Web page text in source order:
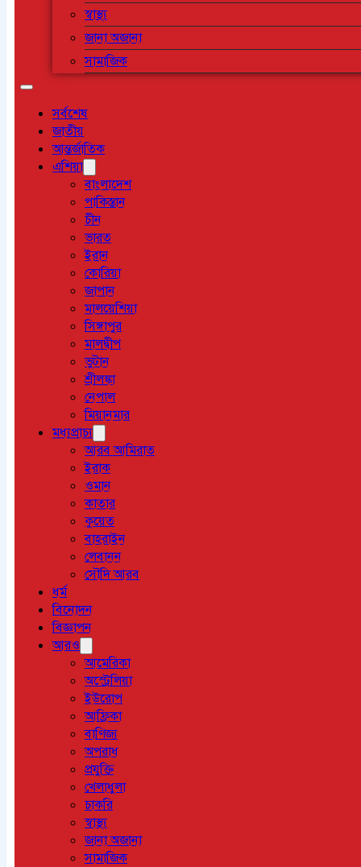
স্বাস্থ্য
জানা অজানা
সামাজিক
সর্বশেষ
জাতীয়
আন্তর্জাতিক
এশিয়া
বাংলাদেশ
পাকিস্তান
চীন
ভারত
ইরান
কোরিয়া
জাপান
মালয়েশিয়া
সিঙ্গাপুর
মালদ্বীপ
ভুটান
শ্রীলঙ্কা
নেপাল
মিয়ানমার
মধ্যপ্রাচ্য
আরব আমিরাত
ইরাক
ওমান
কাতার
কুয়েত
বাহরাইন
লেবানন
সৌদি আরব
ধর্ম
বিনোদন
বিজ্ঞাপন
আরও
আমেরিকা
অস্ট্রেলিয়া
ইউরোপ
আফ্রিকা
বাণিজ্য
অপরাধ
প্রযুক্তি
খেলাধুলা
চাকরি
স্বাস্থ্য
জানা অজানা
সামাজিক